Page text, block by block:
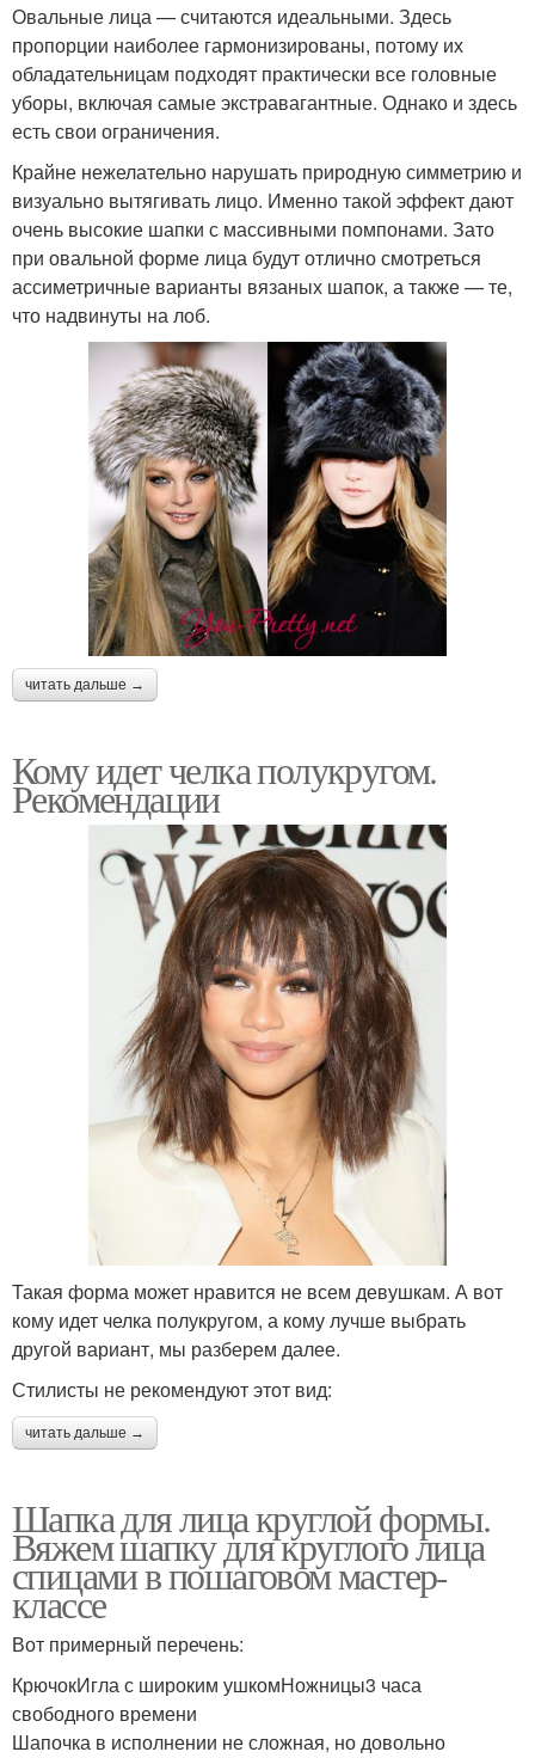
Овальные лица — считаются идеальными. Здесь
пропорции наиболее гармонизированы, потому их
обладательницам подходят практически все головные
уборы, включая самые экстравагантные. Однако и здесь
есть свои ограничения.
Крайне нежелательно нарушать природную симметрию и
визуально вытягивать лицо. Именно такой эффект дают
очень высокие шапки с массивными помпонами. Зато
при овальной форме лица будут отлично смотреться
ассиметричные варианты вязаных шапок, а также — те,
что надвинуты на лоб.
читать дальше →
Кому идет челка полукругом.
Рекомендации
Такая форма может нравится не всем девушкам. А вот
кому идет челка полукругом, а кому лучше выбрать
другой вариант, мы разберем далее.
Стилисты не рекомендуют этот вид:
читать дальше →
Шапка для лица круглой формы.
Вяжем шапку для круглого лица
спицами в пошаговом мастер-
классе
Вот примерный перечень:
КрючокИгла с широким ушкомНожницы3 часа
свободного времени
Шапочка в исполнении не сложная, но довольно